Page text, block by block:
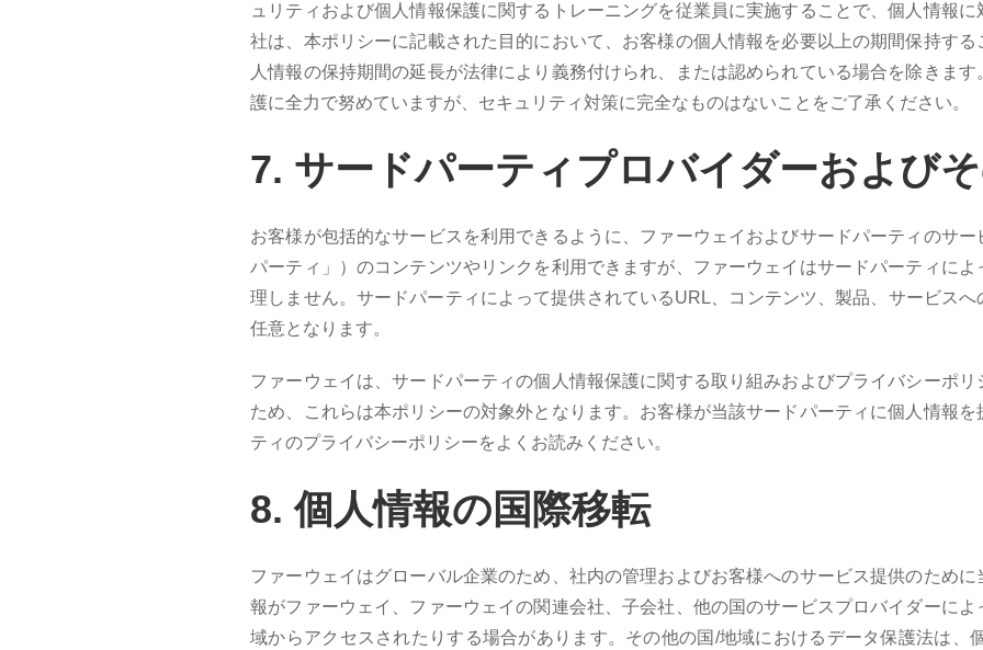
ュリティおよび個人情報保護に関するトレーニングを従業員に実施することで、個人情報
社は、本ポリシーに記載された目的において、お客様の個人情報を必要以上の期間保持す
人情報の保持期間の延長が法律により義務付けられ、または認められている場合を除きま
護に全力で努めていますが、セキュリティ対策に完全なものはないことをご了承ください。
7. サードパーティプロバイダーおよび
お客様が包括的なサービスを利用できるように、ファーウェイおよびサードパーティのサ
パーティ」）のコンテンツやリンクを利用できますが、ファーウェイはサードパーティに
理しません。サードパーティによって提供されているURL、コンテンツ、製品、サービス
任意となります。
ファーウェイは、サードパーティの個人情報保護に関する取り組みおよびプライバシーポ
ため、これらは本ポリシーの対象外となります。お客様が当該サードパーティに個人情報
ティのプライバシーポリシーをよくお読みください。
8. 個 人情報の国際移転
ファーウェイはグローバル企業のため、社内の管理およびお客様へのサービス提供のため
報がファーウェイ、ファーウェイの関連会社、子会社、他の国のサービスプロバイダーに
域からアクセスされたりする場合があります。その他の国/地域におけるデータ保護法は、